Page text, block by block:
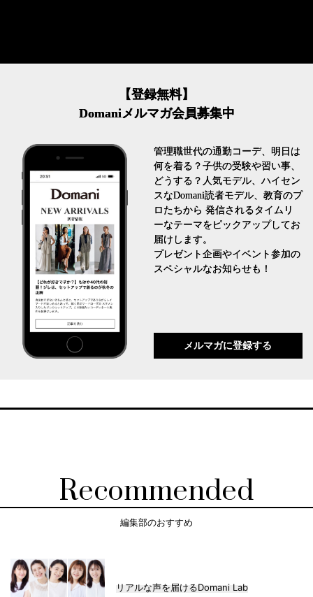
【登録無料】
Domaniメルマガ会員募集中
管理職世代の通勤コーデ、明日は
何を着る？子供の受験や習い事、
どうする？人気モデル、ハイセン
スなDomani読者モデル、教育のプ
ロたちから 発信されるタイムリ
ーなテーマをピックアップしてお
届けします。
プレゼント企画やイベント参加の
スペシャルなお知らせも！
メルマガに登録する
Recommended
編集部のおすすめ
リアルな声を届けるDomani Lab